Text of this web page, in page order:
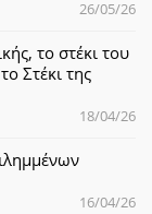
26/05/26
το στέκι του
Στέκι της
18/04/26
16/04/26